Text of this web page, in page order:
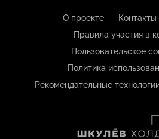
О проекте Контакты
Правила участия в
Пользовательское
Политика
Рекомендательные